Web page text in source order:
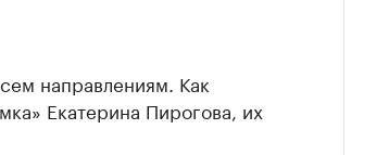
направлениям. Как
Екатерина Пирогова, их